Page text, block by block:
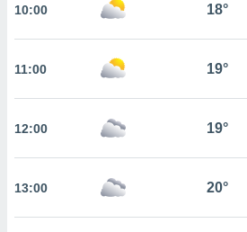
seguir
coste.
a la
todas
nuestros
nos
CONFIGURACIÓN
10:00 18°
11:00 19°
12:00 19°
13:00 20°